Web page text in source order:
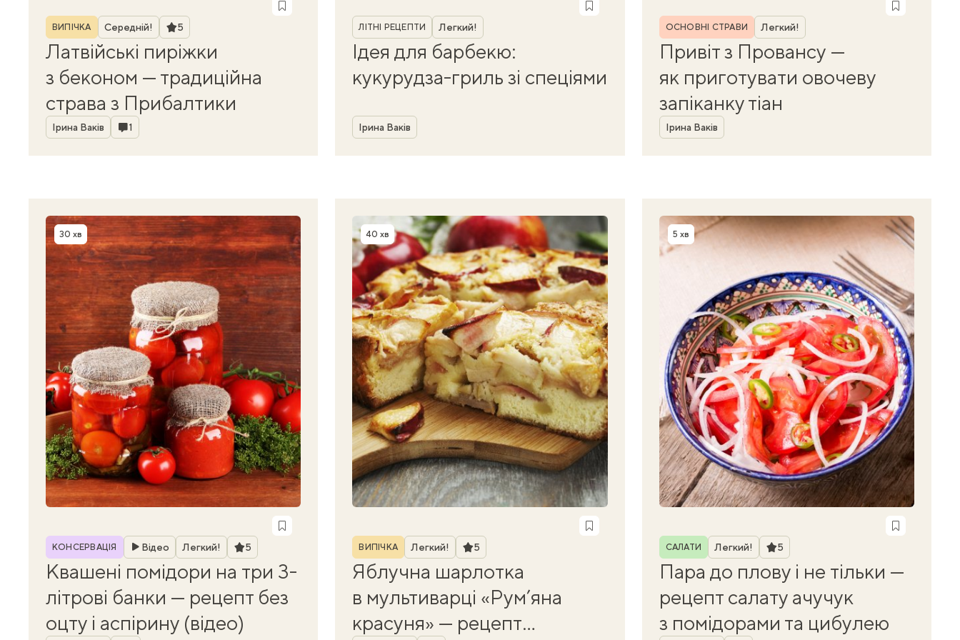
Рубрика
ВИПІЧКА Середній! Рейтинг
5
Латвійські пиріжки
з беконом — традиційна
страва з Прибалтики
Автор
Ірина Ваків Коментарі
1
Рубрика
ЛІТНІ РЕЦЕПТИ Легкий!
Ідея для барбекю:
кукурудза-гриль зі спеціями
Автор
Ірина Ваків
Рубрика
ОСНОВНІ СТРАВИ Легкий!
Привіт з Провансу —
як приготувати овочеву
запіканку тіан
Автор
Ірина Ваків
Час приготування
30 хв
Рубрика
КОНСЕРВАЦІЯ Відео Легкий! Рейтинг
5
Квашені помідори на три 3-
літрові банки — рецепт без
оцту і аспірину (відео)
Час приготування
40 хв
Рубрика
ВИПІЧКА Легкий! Рейтинг
5
Яблучна шарлотка
в мультиварці «Рум’яна
красуня» — рецепт
Час приготування
5 хв
Рубрика
САЛАТИ Легкий! Рейтинг
5
Пара до плову і не тільки —
рецепт салату ачучук
з помідорами та цибулею